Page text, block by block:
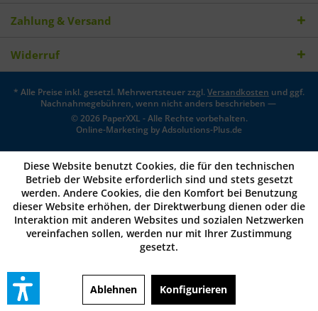
Zahlung & Versand
Widerruf
* Alle Preise inkl. gesetzl. Mehrwertsteuer zzgl.Versandkosten und ggf.
Nachnahmegebühren, wenn nicht anders beschrieben —
© 2026 PaperXXL - Alle Rechte vorbehalten.
Online-Marketing byAdsolutions-Plus.de
Diese Website benutzt Cookies, die für den technischen
Betrieb der Website erforderlich sind und stets gesetzt
werden. Andere Cookies, die den Komfort bei Benutzung
dieser Website erhöhen, der Direktwerbung dienen oder die
Interaktion mit anderen Websites und sozialen Netzwerken
vereinfachen sollen, werden nur mit Ihrer Zustimmung
gesetzt.
Ablehnen Konfigurieren